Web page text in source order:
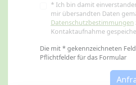
* Ich bin damit
mir übersandten Daten
Datenschutzbestimmungen
Kontaktaufnahme
Die mit * gekennzeichneten
Pflichtfelder für das Formular